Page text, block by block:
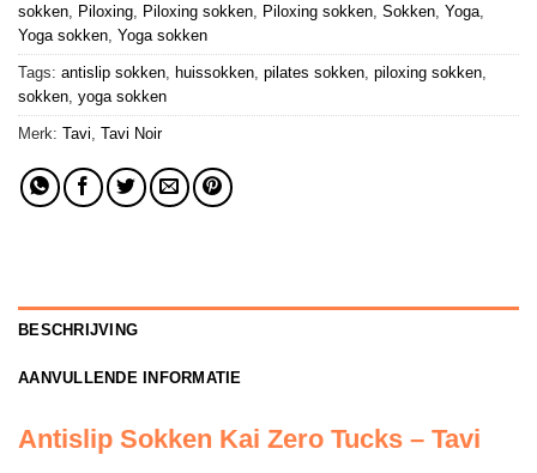
sokken
Piloxing Piloxing sokken Piloxing sokken Sokken Yoga
Yoga sokken Yoga sokken
Tags: antislip sokken huissokken pilates sokken piloxing sokken
sokken yoga sokken
Merk: Tavi Tavi Noir
BESCHRIJVING
AANVULLENDE INFORMATIE
Antislip Sokken Kai Zero Tucks – Tavi